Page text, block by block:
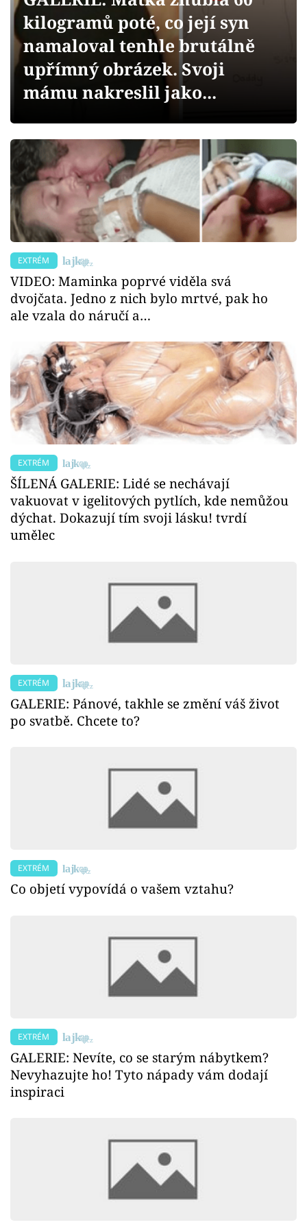
Videa
Sledujte prima+
Sledujte nás
kilogramů poté, co její syn
namaloval tenhle brutálně
upřímný obrázek. Svoji
mámu nakreslil jako...
EXTRÉM
VIDEO: Maminka poprvé viděla svá
dvojčata. Jedno z nich bylo mrtvé, pak ho
ale vzala do náručí a…
EXTRÉM
ŠÍLENÁ GALERIE: Lidé se nechávají
vakuovat v igelitových pytlích, kde nemůžou
dýchat. Dokazují tím svoji lásku! tvrdí
umělec
EXTRÉM
GALERIE: Pánové, takhle se změní váš život
po svatbě. Chcete to?
EXTRÉM
Co objetí vypovídá o vašem vztahu?
EXTRÉM
GALERIE: Nevíte, co se starým nábytkem?
Nevyhazujte ho! Tyto nápady vám dodají
inspiraci